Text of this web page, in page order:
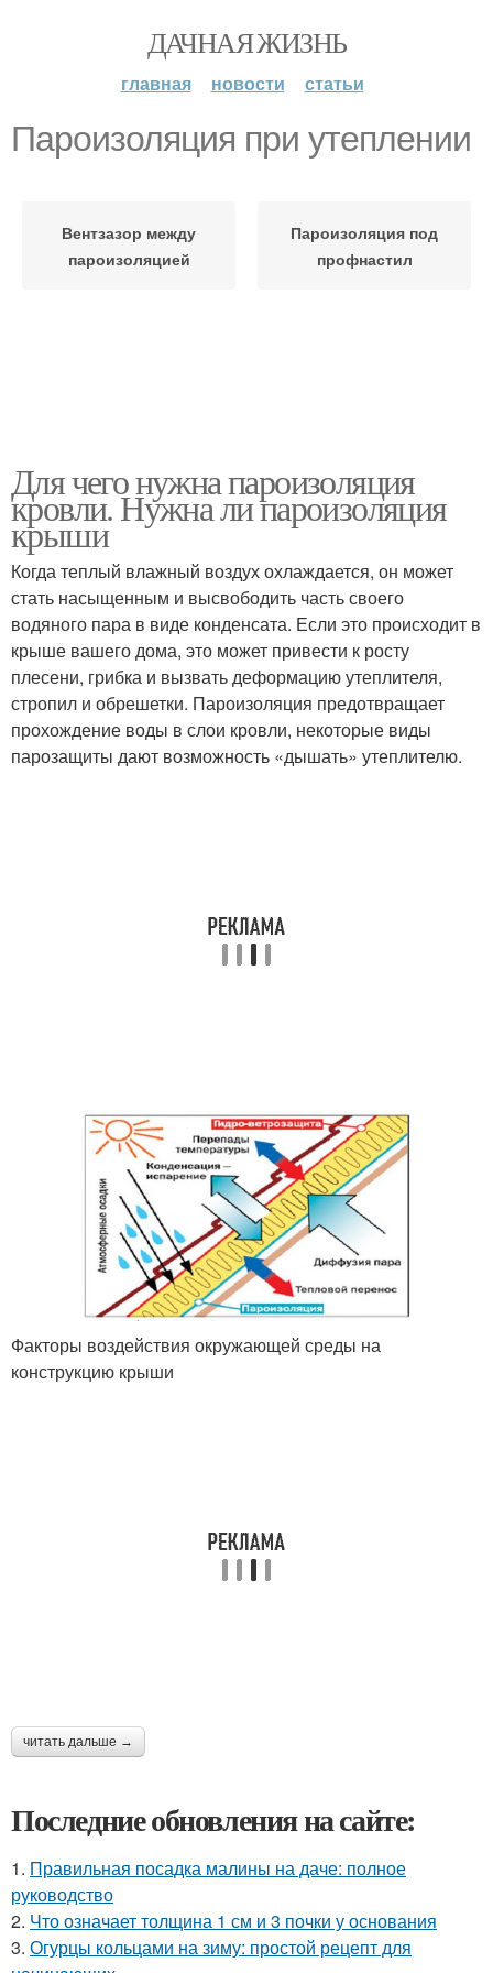
ДАЧНАЯ ЖИЗНЬ
главная новости статьи
Пароизоляция при утеплении
Вентзазор между
пароизоляцией
Пароизоляция под
профнастил
Для чего нужна пароизоляция
кровли. Нужна ли пароизоляция
крыши
Когда теплый влажный воздух охлаждается, он может
стать насыщенным и высвободить часть своего
водяного пара в виде конденсата. Если это происходит в
крыше вашего дома, это может привести к росту
плесени, грибка и вызвать деформацию утеплителя,
стропил и обрешетки. Пароизоляция предотвращает
прохождение воды в слои кровли, некоторые виды
парозащиты дают возможность «дышать» утеплителю.
Факторы воздействия окружающей среды на
конструкцию крыши
читать дальше →
Последние обновления на сайте:
1. Правильная посадка малины на даче: полное
руководство
2. Что означает толщина 1 см и 3 почки у основания
3. Огурцы кольцами на зиму: простой рецепт для